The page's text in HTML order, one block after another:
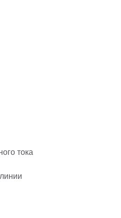
тока